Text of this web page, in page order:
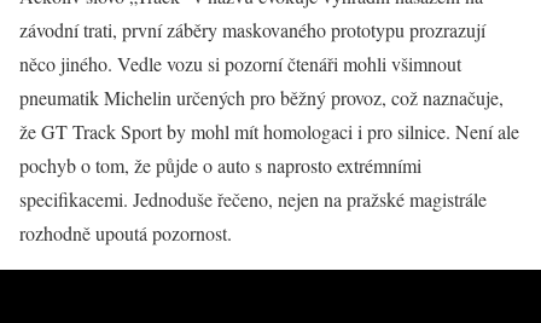
závodní trati, první záběry maskovaného prototypu prozrazují
něco jiného. Vedle vozu si pozorní čtenáři mohli všimnout
pneumatik Michelin určených pro běžný provoz, což naznačuje,
že GT Track Sport by mohl mít homologaci i pro silnice. Není ale
pochyb o tom, že půjde o auto s naprosto extrémními
specifikacemi. Jednoduše řečeno, nejen na pražské magistrále
rozhodně upoutá pozornost.